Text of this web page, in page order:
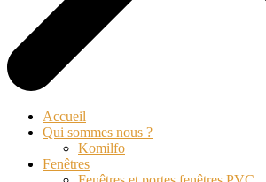
Accueil
Qui sommes nous ?
Komilfo
Fenêtres